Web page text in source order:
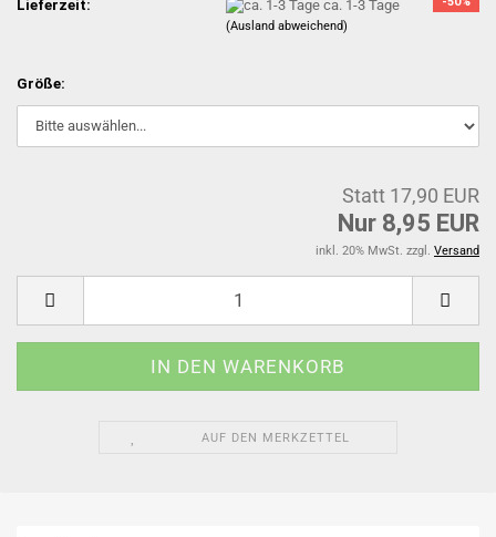
Lieferzeit: ca. 1-3 Tage
(Ausland abweichend)
Größe:
Statt 17,90 EUR
Nur 8,95 EUR
inkl. 20% MwSt. zzgl. Versand
AUF DEN MERKZETTEL